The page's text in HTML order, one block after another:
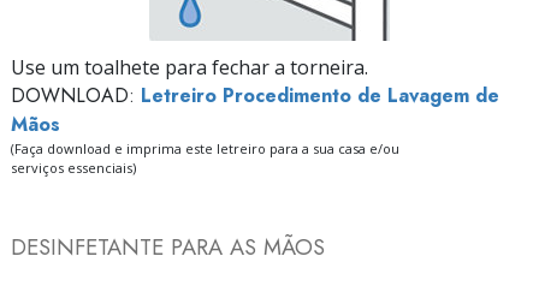
Use um toalhete para fechar a torneira.
DOWNLOAD: Letreiro Procedimento de Lavagem de
Mãos
(Faça download e imprima este letreiro para a sua casa e/ou
serviços essenciais)
DESINFETANTE PARA AS MÃOS